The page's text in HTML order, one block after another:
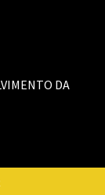
DA